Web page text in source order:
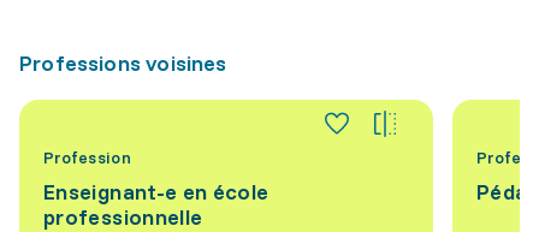
Professions voisines
Profession
Enseignant-e en école
professionnelle